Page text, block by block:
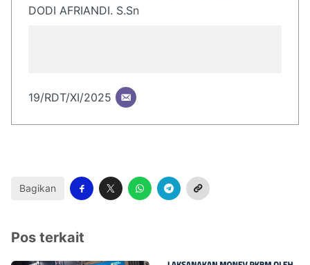
DODI AFRIANDI. S.Sn
19/RDT/XI/2025
Bagikan
Pos terkait